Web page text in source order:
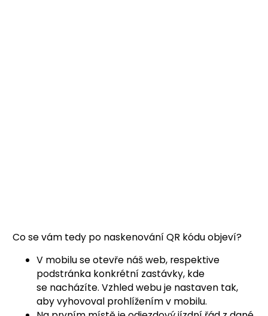
Co se vám tedy po naskenování QR kódu objeví?
V mobilu se otevře náš web, respektive
podstránka konkrétní zastávky, kde
se nacházíte. Vzhled webu je nastaven tak,
aby vyhovoval prohlížením v mobilu.